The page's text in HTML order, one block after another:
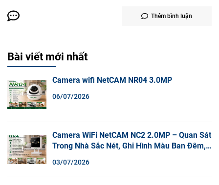
Thêm bình luận
Bài viết mới nhất
Camera wifi NetCAM NR04 3.0MP
06/07/2026
Camera WiFi NetCAM NC2 2.0MP – Quan Sát
Trong Nhà Sắc Nét, Ghi Hình Màu Ban Đêm,
03/07/2026